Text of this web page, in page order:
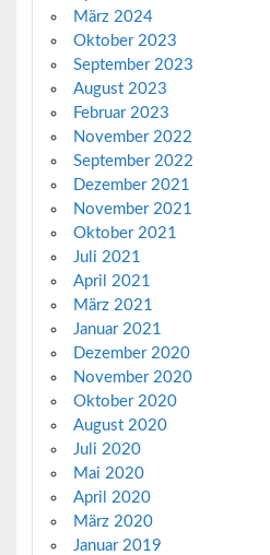
März 2024
Oktober 2023
September 2023
August 2023
Februar 2023
November 2022
September 2022
Dezember 2021
November 2021
Oktober 2021
Juli 2021
April 2021
März 2021
Januar 2021
Dezember 2020
November 2020
Oktober 2020
August 2020
Juli 2020
Mai 2020
April 2020
März 2020
Januar 2019